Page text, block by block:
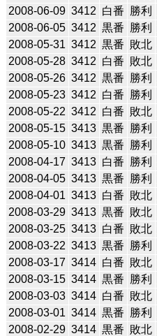
2008-06-09 3412 白番 勝利
2008-06-05 3412 黒番 勝利
2008-05-31 3412 黒番 敗北
2008-05-28 3412 白番 敗北
2008-05-26 3412 黒番 勝利
2008-05-23 3412 白番 勝利
2008-05-22 3412 白番 敗北
2008-05-15 3413 黒番 勝利
2008-05-10 3413 黒番 勝利
2008-04-17 3413 白番 勝利
2008-04-05 3413 黒番 勝利
2008-04-01 3413 白番 敗北
2008-03-29 3413 黒番 敗北
2008-03-25 3413 白番 敗北
2008-03-22 3413 黒番 勝利
2008-03-17 3414 白番 敗北
2008-03-15 3414 黒番 勝利
2008-03-03 3414 白番 敗北
2008-03-01 3414 黒番 勝利
2008-02-29 3414 黒番 敗北